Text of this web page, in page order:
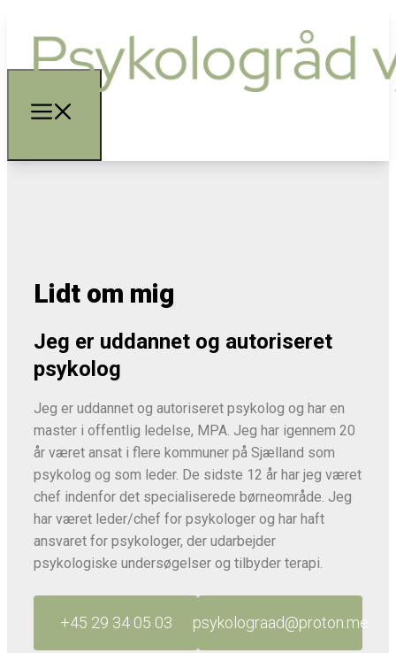
Lidt om mig
Jeg er uddannet og autoriseret
psykolog
Jeg er uddannet og autoriseret psykolog og har en
master i offentlig ledelse, MPA. Jeg har igennem 20
år været ansat i flere kommuner på Sjælland som
psykolog og som leder. De sidste 12 år har jeg været
chef indenfor det specialiserede børneområde. Jeg
har været leder/chef for psykologer og har haft
ansvaret for psykologer, der udarbejder
psykologiske undersøgelser og tilbyder terapi.
+45 29 34 05 03 psykolograad@proton.me